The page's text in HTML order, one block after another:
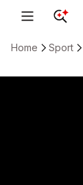
Home Sport